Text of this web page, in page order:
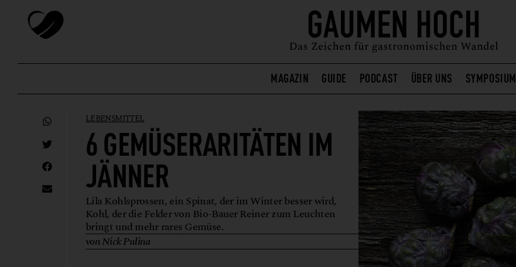
MAGAZIN GUIDE PODCAST ÜBER UNS SYMPOSIUM
LEBENSMITTEL
6 GEMÜSERARITÄTEN IM
JÄNNER
Lila Kohlsprossen, ein Spinat, der im Winter besser wird,
Kohl, der die Felder von Bio-Bauer Reiner zum Leuchten
bringt und mehr rares Gemüse.
von Nick Pulina